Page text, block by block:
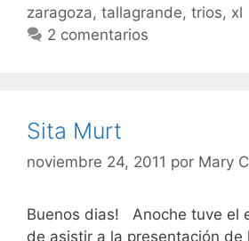
zaragoza, tallagrande, trios, xl
2 comentarios
Sita Murt
noviembre 24, 2011 por Mary
Buenos dias! Anoche tuve el
de asistir a la presentación de